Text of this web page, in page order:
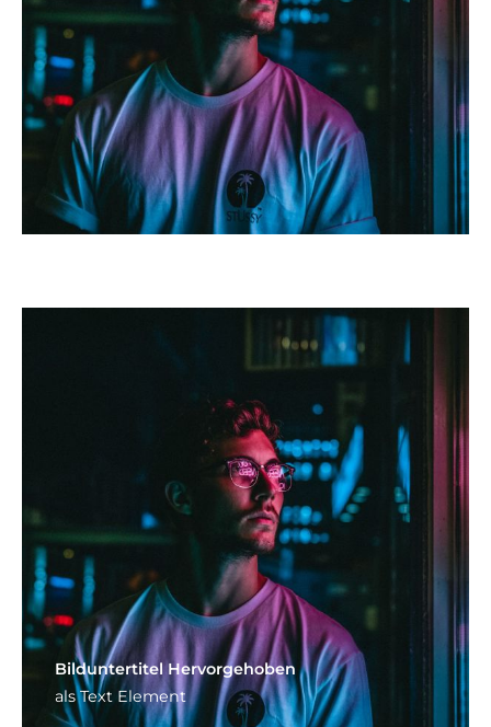
Bild­unter­titel Hervorgehoben
als Text Element